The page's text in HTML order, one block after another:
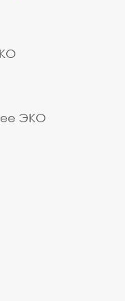
ЭКО